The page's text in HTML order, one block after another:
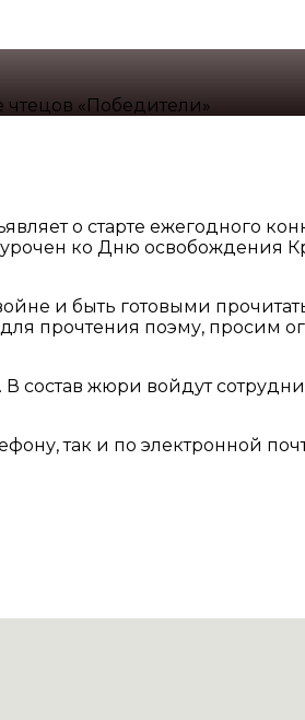
«Победители»
о старте ежегодного
ко Дню освобождения
и быть готовыми
прочтения поэму, просим
состав жюри войдут
так и по электронной